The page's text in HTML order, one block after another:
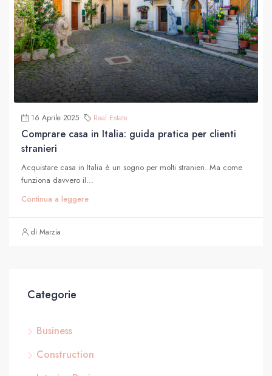
16 Aprile 2025 Real Estate
Comprare casa in Italia: guida pratica per clienti
stranieri
Acquistare casa in Italia è un sogno per molti stranieri. Ma come
funziona davvero il...
Continua a leggere
di Marzia
Categorie
Business
Construction